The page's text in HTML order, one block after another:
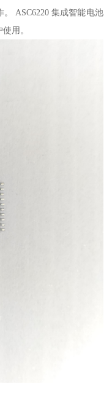
ASC6220 集成智能电池
用。